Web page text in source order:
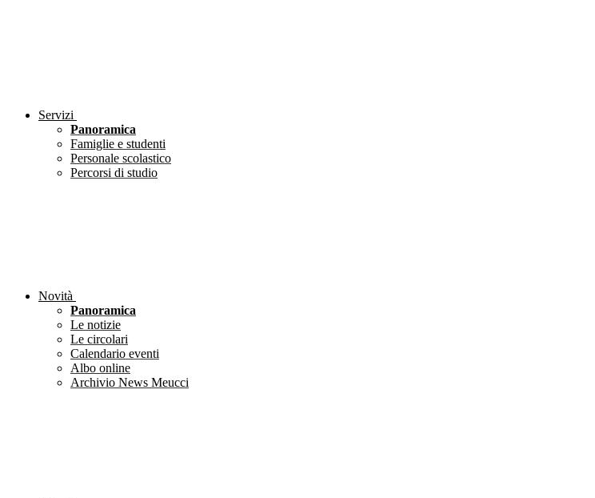
Servizi
Panoramica
Famiglie e studenti
Personale scolastico
Percorsi di studio
Novità
Panoramica
Le notizie
Le circolari
Calendario eventi
Albo online
Archivio News Meucci